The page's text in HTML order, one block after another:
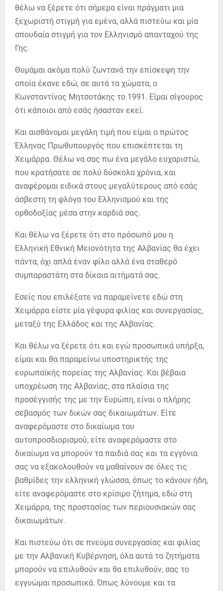
θέλω να ξέρετε ότι σήμερα είναι πράγματι μια
ξεχωριστή στιγμή για εμένα, αλλά πιστεύω και μία
σπουδαία στιγμή για τον Eλληνισμό απανταχού της
Γης.
Θυμάμαι ακόμα πολύ ζωντανά την επίσκεψη την
οποία έκανε εδώ, σε αυτά τα χώματα, ο
Κωνσταντίνος Μητσοτάκης το 1991. Είμαι σίγουρος
ότι κάποιοι από εσάς ήσασταν εκεί.
Και αισθάνομαι μεγάλη τιμή που είμαι ο πρώτος
Έλληνας Πρωθυπουργός που επισκέπτεται τη
Χειμάρρα. Θέλω να σας πω ένα μεγάλο ευχαριστώ,
που κρατήσατε σε πολύ δύσκολα χρόνια, και
αναφέρομαι ειδικά στους μεγαλύτερους από εσάς
άσβεστη τη φλόγα του Ελληνισμού και της
ορθοδοξίας μέσα στην καρδιά σας.
Και θέλω να ξέρετε ότι στο πρόσωπό μου η
Ελληνική Εθνική Μειονότητα της Αλβανίας θα έχει
πάντα, όχι απλά έναν φίλο αλλά ένα σταθερό
συμπαραστάτη στα δίκαια αιτήματά σας.
Εσείς που επιλέξατε να παραμείνετε εδώ στη
Χειμάρρα είστε μία γέφυρα φιλίας και συνεργασίας,
μεταξύ της Ελλάδος και της Αλβανίας.
Και θέλω να ξέρετε ότι και εγώ προσωπικά υπήρξα,
είμαι και θα παραμείνω υποστηρικτής της
ευρωπαϊκής πορείας της Αλβανίας. Και βέβαια
υποχρέωση της Αλβανίας, στα πλαίσια της
προσέγγισής της με την Ευρώπη, είναι ο πλήρης
σεβασμός των δικών σας δικαιωμάτων. Είτε
αναφερόμαστε στο δικαίωμα του
αυτοπροσδιορισμού, είτε αναφερόμαστε στο
δικαίωμα να μπορούν τα παιδιά σας και τα εγγόνια
σας να εξακολουθούν να μαθαίνουν σε όλες τις
βαθμίδες την ελληνική γλώσσα, όπως το κάνουν ήδη,
είτε αναφερόμαστε στο κρίσιμο ζήτημα, εδώ στη
Χειμάρρα, της προστασίας των περιουσιακών σας
δικαιωμάτων.
Και πιστεύω ότι σε πνεύμα συνεργασίας και φιλίας
με την Αλβανική Κυβέρνηση, όλα αυτά τα ζητήματα
μπορούν να επιλυθούν και θα επιλυθούν, σας το
εγγυώμαι προσωπικά. Όπως λύνουμε και τα